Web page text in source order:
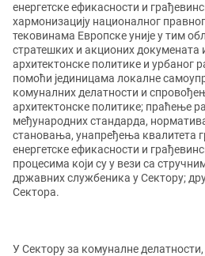
енергетске ефикасности и
хармонизацију националног
тековинама Европске уније у тим
стратешких и акционих докумената
архитектонске политике и урбаног
помоћи јединицама локалне
комуналних делатности и
архитектонске политике; праћење
међународних стандарда,
становања, унапређења квалитета
енергетске ефикасности и
процесима који су у вези са
државних службеника у Сектору;
Сектора.
У Сектору за комуналне